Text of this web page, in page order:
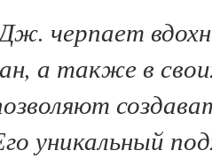
черпает
а также в
уникальный